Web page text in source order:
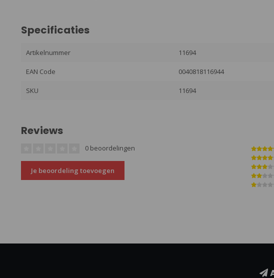
Specificaties
Artikelnummer 11694
EAN Code 0040818116944
SKU 11694
Reviews
0 beoordelingen
Je beoordeling toevoegen